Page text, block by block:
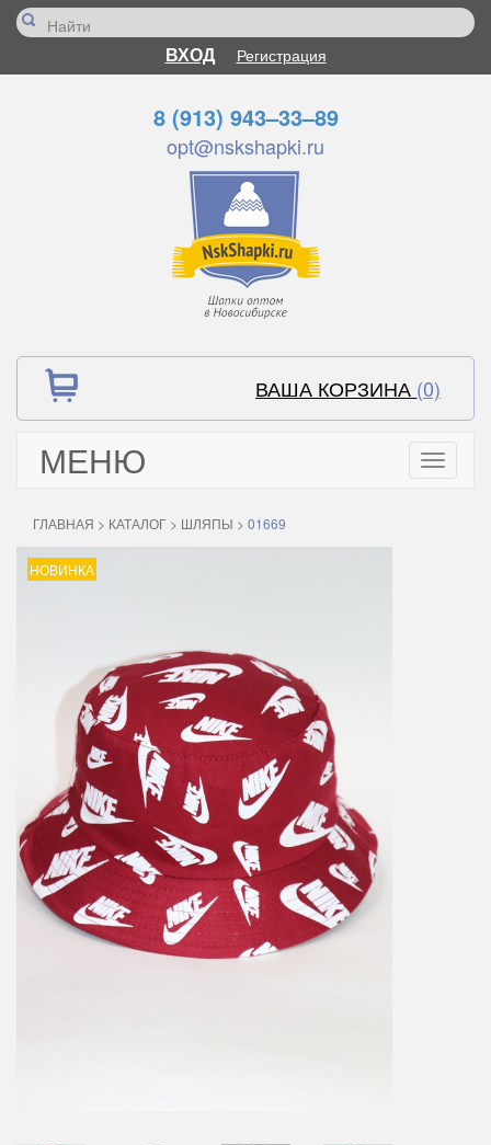
ВХОД Регистрация
8 (913) 943–33–89
opt@nskshapki.ru
ВАША КОРЗИНА (0)
МЕНЮ
Toggle
ГЛАВНАЯ > КАТАЛОГ > ШЛЯПЫ > 01669
НОВИНКА